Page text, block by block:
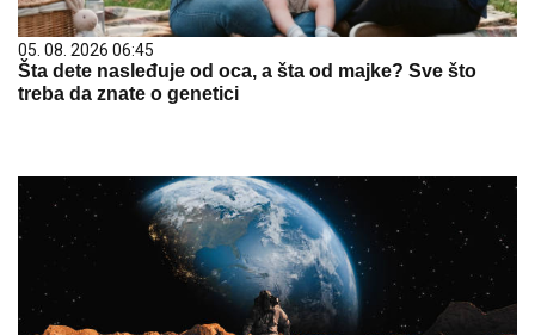
05. 08. 2026 06:45
Šta dete nasleđuje od oca, a šta od majke? Sve što
treba da znate o genetici